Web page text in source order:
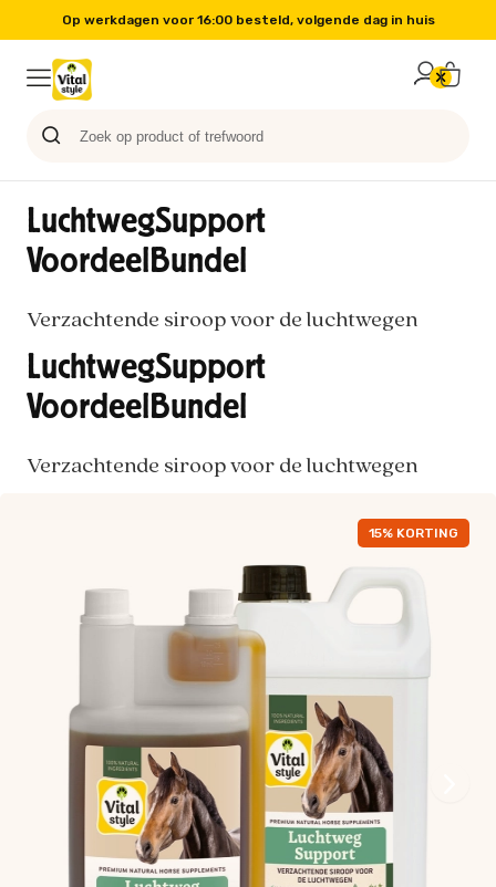
Op werkdagen voor 16:00 besteld, volgende dag in huis
15% KORTING
LuchtwegSupport
VoordeelBundel
Verzachtende siroop voor de luchtwegen
LuchtwegSupport
VoordeelBundel
Verzachtende siroop voor de luchtwegen